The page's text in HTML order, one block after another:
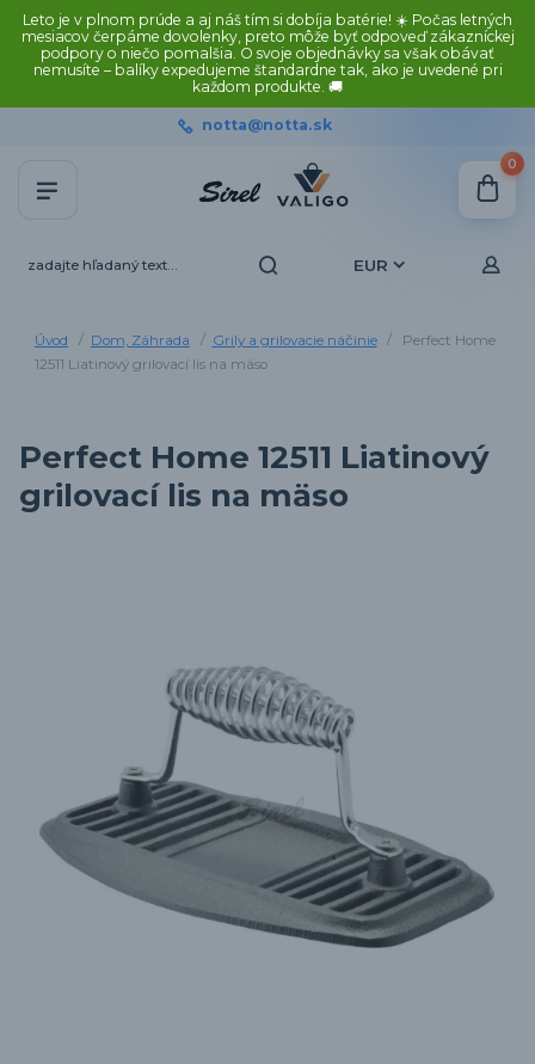
Leto je v plnom prúde a aj náš tím si dobíja batérie! ☀️ Počas letných
mesiacov čerpáme dovolenky, preto môže byť odpoveď zákazníckej
podpory o niečo pomalšia. O svoje objednávky sa však obávať
nemusíte – balíky expedujeme štandardne tak, ako je uvedené pri
každom produkte. 🚚
EUR
notta@notta.sk
0
Úvod Dom, Záhrada Grily a grilovacie náčinie
Perfect Home
12511 Liatinový grilovací lis na mäso
Perfect Home 12511 Liatinový
grilovací lis na mäso